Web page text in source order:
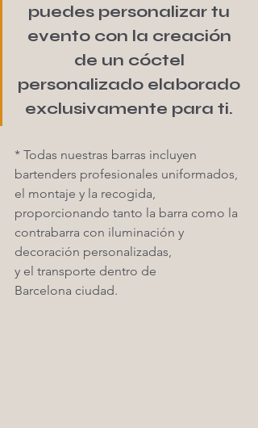
puedes personalizar tu
evento con la creación
de un cóctel
personalizado elaborado
exclusivamente para ti.
* Todas nuestras barras incluyen
bartenders profesionales uniformados,
el montaje y la recogida,
proporcionando tanto la barra como la
contrabarra con iluminación y
decoración personalizadas,
y el transporte dentro de
Barcelona ciudad.